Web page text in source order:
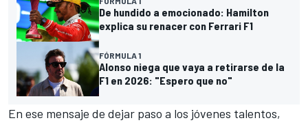
De hundido a emocionado: Hamilton
explica su renacer con Ferrari F1
FÓRMULA 1
Alonso niega que vaya a retirarse de la
F1 en 2026: "Espero que no"
En ese mensaje de dejar paso a los jóvenes talentos,